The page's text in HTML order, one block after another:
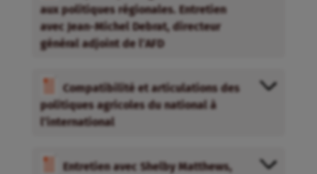
aux politiques régionales. Entretien
avec Jean-Michel Debrat, directeur
général adjoint de l’AFD
Compatibilité et articulations des
politiques agricoles du national à
l’international
Entretien avec Shelby Matthews,